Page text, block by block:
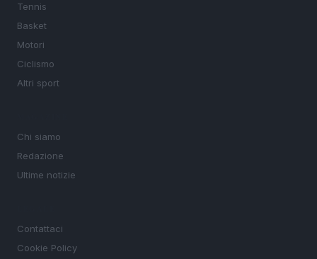
Tennis
Basket
Motori
Ciclismo
Altri sport
Chi siamo
Redazione
Ultime notizie
Contattaci
Cookie Policy